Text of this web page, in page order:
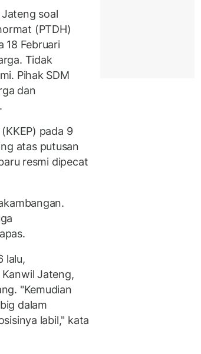
soal
(PTDH)
18 Februari
Tidak
Pihak SDM
dan
pada 9
atas putusan
resmi dipecat
lalu,
Jateng,
"Kemudian
dalam
labil," kata